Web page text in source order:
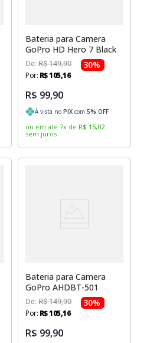
Bateria para Camera
GoPro HD Hero 7 Black
De: R$ 149,90 30%
Por: R$105,16
R$ 99,90
À vista no PIX com 5% OFF
ou em até 7x de R$ 15,02
sem juros
Bateria para Camera
GoPro AHDBT-501
De: R$ 149,90 30%
Por: R$105,16
R$ 99,90